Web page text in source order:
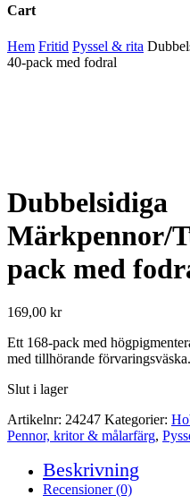
Cart
Close
Cart
Hem Fritid Pyssel & rita
40-pack med fodral
Dubbelsidiga
Märkpennor/
pack med
169,00 kr
Ett 168-pack med
med tillhörande förvaringsväska.
Slut i lager
Artikelnr: 24247 Kategorier:
Pennor, kritor & målarfärg,
Beskrivning
Recensioner (0)